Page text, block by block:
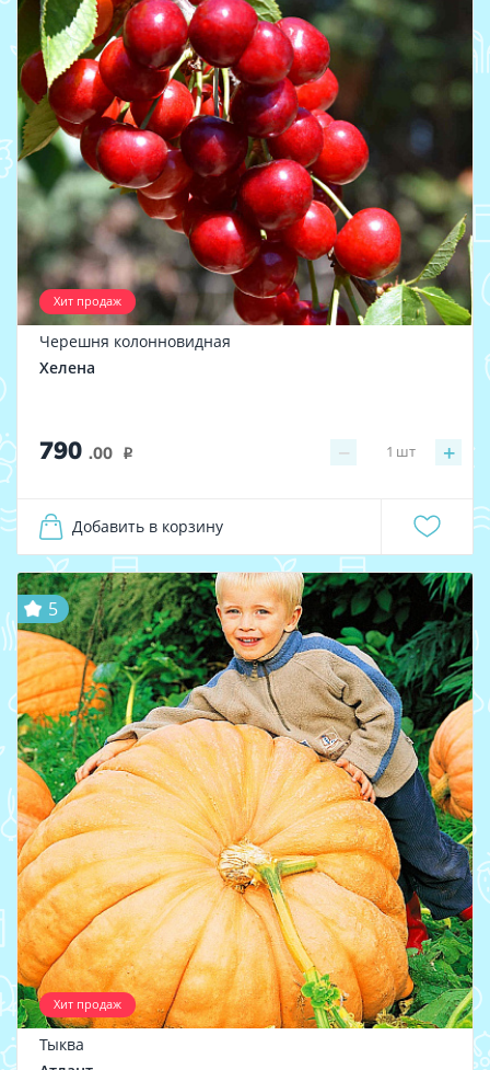
Хит продаж
Черешня колонновидная
Хелена
790 .00 i − +
1 шт
Добавить в корзину
Хит продаж
5
Тыква